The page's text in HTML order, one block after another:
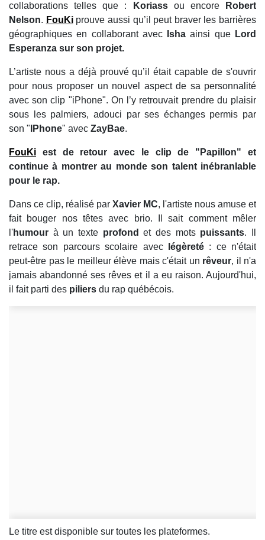
collaborations telles que :
Koriass ou encore
Robert
Nelson. FouKiprouve aussi qu’il peut braver les barrières
géographiques en collaborant avec
Ishaainsi que Lord
Esperanza sur son projet.
L’artiste nous a déjà prouvé qu’il était capable de s'ouvrir
pour nous proposer un nouvel aspect de sa personnalité
avec son clip "iPhone". On l’y retrouvait prendre du plaisir
sous les palmiers, adouci par ses échanges permis par
son " IPhone" avec ZayBae.
FouKi est de retour avec le clip de "Papillon" et
continue à montrer au monde son talent inébranlable
pour le rap.
Dans ce clip, réalisé par Xavier MC, l'artiste nous amuse et
fait bouger nos têtes avec brio. Il sait comment mêler
l'humour à un texte profond et des mots puissants. Il
retrace son parcours scolaire avec
légèreté: ce n'était
peut-être pas le meilleur élève mais c'était un rêveur, il n'a
jamais abandonné ses rêves et il a eu raison. Aujourd'hui,
il fait parti des piliers du rap québécois.
Le titre est disponible sur toutes les plateformes.